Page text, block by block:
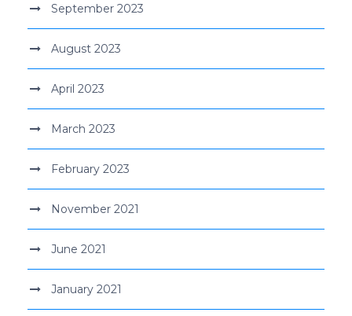
September 2023
August 2023
April 2023
March 2023
February 2023
November 2021
June 2021
January 2021